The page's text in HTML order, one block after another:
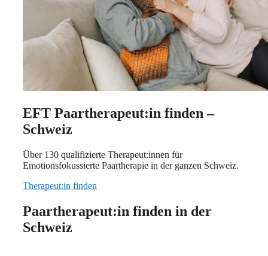
EFT Paartherapeut:in finden –
Schweiz
Über 130 qualifizierte Therapeut:innen für
Emotionsfokussierte Paartherapie in der ganzen Schweiz.
Therapeut:in finden
Paartherapeut:in finden in der
Schweiz